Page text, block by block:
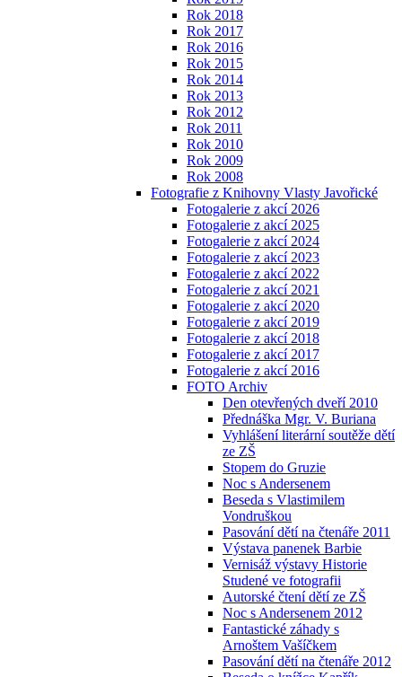
Rok 2018
Rok 2017
Rok 2016
Rok 2015
Rok 2014
Rok 2013
Rok 2012
Rok 2011
Rok 2010
Rok 2009
Rok 2008
Fotografie z Knihovny Vlasty Javořické
Fotogalerie z akcí 2026
Fotogalerie z akcí 2025
Fotogalerie z akcí 2024
Fotogalerie z akcí 2023
Fotogalerie z akcí 2022
Fotogalerie z akcí 2021
Fotogalerie z akcí 2020
Fotogalerie z akcí 2019
Fotogalerie z akcí 2018
Fotogalerie z akcí 2017
Fotogalerie z akcí 2016
FOTO Archiv
Den otevřených dveří 2010
Přednáška Mgr. V. Buriana
Vyhlášení literární soutěže dětí
ze ZŠ
Stopem do Gruzie
Noc s Andersenem
Beseda s Vlastimilem
Vondruškou
Pasování dětí na čtenáře 2011
Výstava panenek Barbie
Vernisáž výstavy Historie
Studené ve fotografii
Autorské čtení dětí ze ZŠ
Noc s Andersenem 2012
Fantastické záhady s
Arnoštem Vašíčkem
Pasování dětí na čtenáře 2012